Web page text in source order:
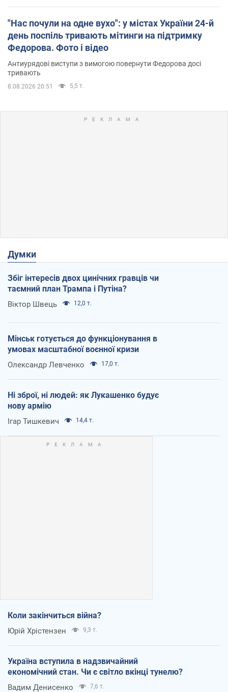
"Нас почули на одне вухо": у містах України 24-й
день поспіль тривають мітинги на підтримку
Федорова. Фото і відео
Антиурядові виступи з вимогою повернути Федорова досі
тривають
8.08.2026 20:51 5,5 т.
Думки
Збіг інтересів двох цинічних гравців чи
таємний план Трампа і Путіна?
Віктор Швець 12,0 т.
Мінськ готується до функціонування в
умовах масштабної воєнної кризи
Олександр Левченко 17,0 т.
Ні зброї, ні людей: як Лукашенко будує
нову армію
Ігар Тишкевич 14,4 т.
Коли закінчиться війна?
Юрій Хрістензен 9,3 т.
Україна вступила в надзвичайний
економічний стан. Чи є світло вкінці тунелю?
Вадим Денисенко 7,6 т.